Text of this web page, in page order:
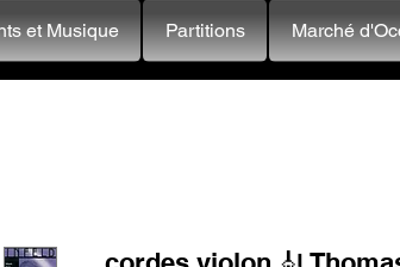
et Musique Partitions Marché